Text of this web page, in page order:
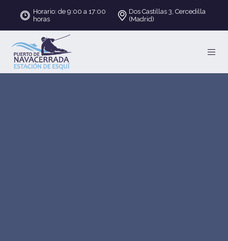
Horario: de 9:00 a 17:00
horas
Dos Castillas 3, Cercedilla
(Madrid)